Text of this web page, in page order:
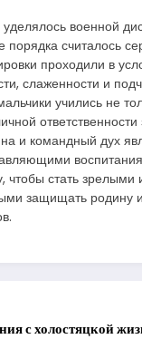
военной
порядка считалось
проходили в
слаженности и
учились не
ответственности
и командный дух
чтобы стать
защищать родину
с холостяцкой